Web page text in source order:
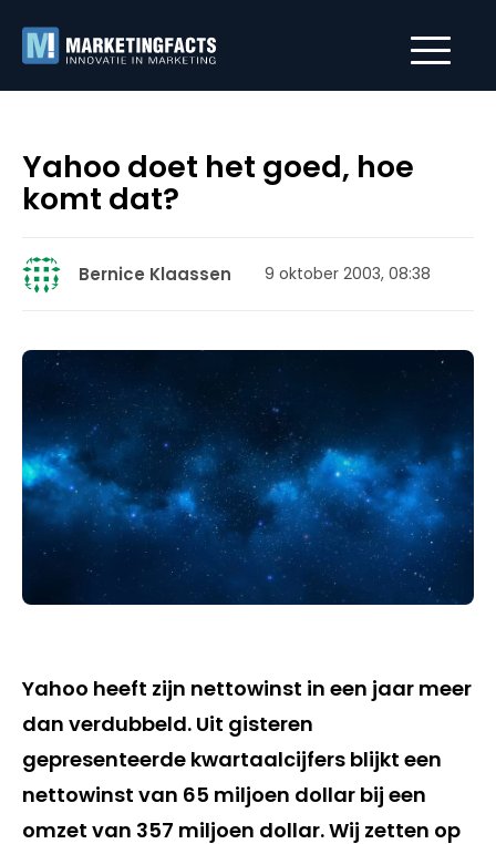
Yahoo doet het goed, hoe
komt dat?
Bernice Klaassen 9 oktober 2003, 08:38
Yahoo heeft zijn nettowinst in een jaar meer
dan verdubbeld. Uit gisteren
gepresenteerde kwartaalcijfers blijkt een
nettowinst van 65 miljoen dollar bij een
omzet van 357 miljoen dollar. Wij zetten op